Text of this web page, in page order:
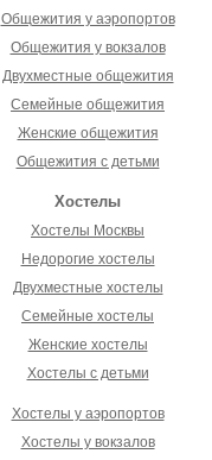
Общежития у аэропортов
Общежития у вокзалов
Двухместные общежития
Семейные общежития
Женские общежития
Общежития с детьми
Хостелы
Хостелы Москвы
Недорогие хостелы
Двухместные хостелы
Семейные хостелы
Женские хостелы
Хостелы с детьми
Хостелы у аэропортов
Хостелы у вокзалов